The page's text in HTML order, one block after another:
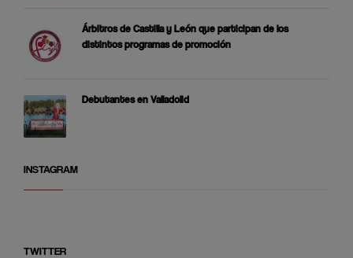
Árbitros de Castilla y León que participan de los
distintos programas de promoción
Debutantes en Valladolid
INSTAGRAM
TWITTER